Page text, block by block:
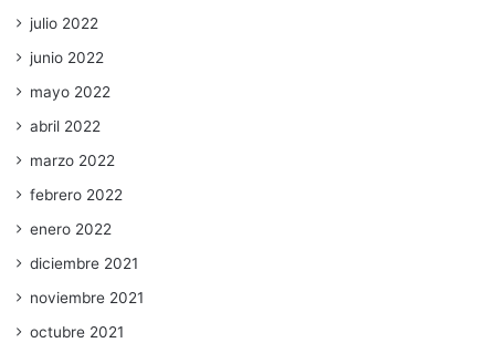
julio 2022
junio 2022
mayo 2022
abril 2022
marzo 2022
febrero 2022
enero 2022
diciembre 2021
noviembre 2021
octubre 2021